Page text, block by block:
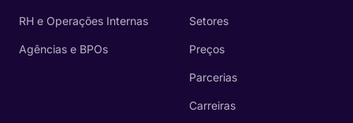
RH e Operações Internas
Agências e BPOs
Setores
Preços
Parcerias
Carreiras